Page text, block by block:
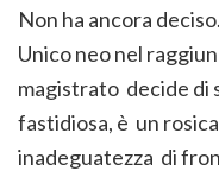
Non ha ancora
Unico neo nel
magistrato decide di
fastidiosa, è un
inadeguatezza di